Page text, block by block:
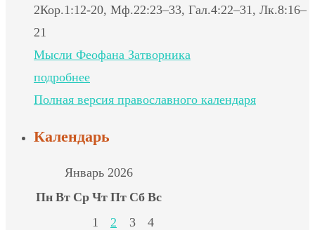
2Кор.1:12-20, Мф.22:23–33, Гал.4:22–31, Лк.8:16–
21
Мысли Феофана Затворника
подробнее
Полная версия православного календаря
Календарь
Январь 2026
Пн Вт Ср Чт Пт Сб Вс
1 2 3
4